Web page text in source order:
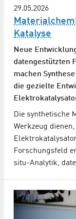
29.05.2026
Katalyse
Neue
datengestützten
machen
die gezielte
Die synthetische
Werkzeug
Forschungsfeld
situ-Analytik,